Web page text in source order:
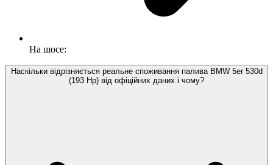
На шосе:
Наскільки відрізняється реальне споживання палива BMW 5er 530d
(193 Hp) від офіційних даних і чому?